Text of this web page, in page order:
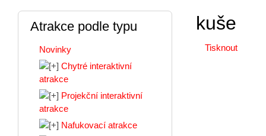
kuše
Tisknout
Atrakce podle typu
Novinky
Chytré interaktivní
atrakce
Projekční interaktivní
atrakce
Nafukovací atrakce